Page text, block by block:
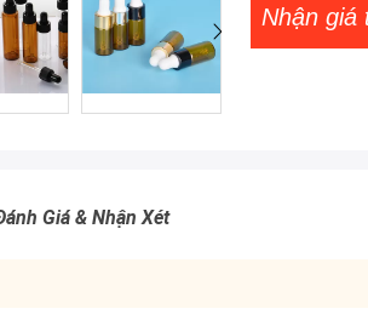
Nhận giá
Giá & Nhận Xét